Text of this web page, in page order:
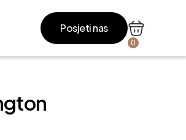
Posjeti nas
0